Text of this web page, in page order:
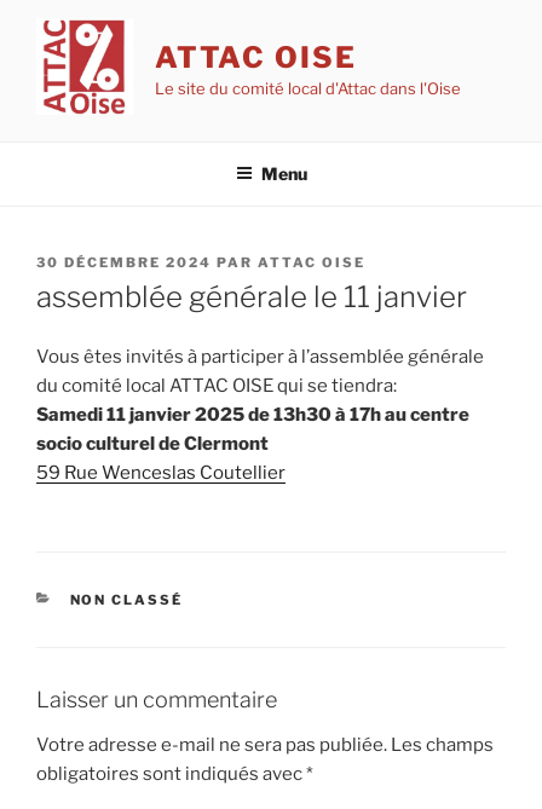
contenu
principal
ATTAC OISE
Le site du comité local d'Attac dans l'Oise
Menu
PUBLIÉ
30 DÉCEMBRE 2024 PAR ATTAC OISE
assemblée générale le 11 janvier
Vous êtes invités à participer à l’assemblée générale
du comité local ATTAC OISE qui se tiendra:
Samedi 11 janvier 2025 de 13h30 à 17h au centre
socio culturel de Clermont
59 Rue Wenceslas Coutellier
CATÉGORIES
NON CLASSÉ
Laisser un commentaire
Votre adresse e-mail ne sera pas publiée. Les champs
obligatoires sont indiqués avec*